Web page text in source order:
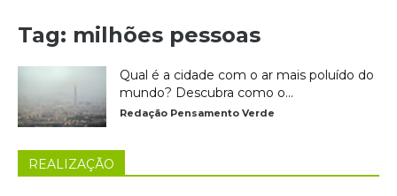
Tag: milhões pessoas
Qual é a cidade com o ar mais poluído do
mundo? Descubra como o...
Redação Pensamento Verde
REALIZAÇÃO